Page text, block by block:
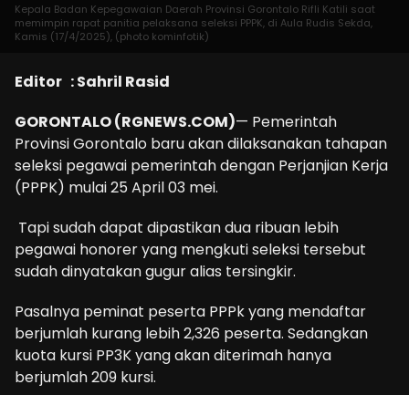
Kepala Badan Kepegawaian Daerah Provinsi Gorontalo Rifli Katili saat
memimpin rapat panitia pelaksana seleksi PPPK, di Aula Rudis Sekda,
Kamis (17/4/2025), (photo kominfotik)
Editor : Sahril Rasid
GORONTALO (RGNEWS.COM)— Pemerintah
Provinsi Gorontalo baru akan dilaksanakan tahapan
seleksi pegawai pemerintah dengan Perjanjian Kerja
(PPPK) mulai 25 April 03 mei.
Tapi sudah dapat dipastikan dua ribuan lebih
pegawai honorer yang mengkuti seleksi tersebut
sudah dinyatakan gugur alias tersingkir.
Pasalnya peminat peserta PPPk yang mendaftar
berjumlah kurang lebih 2,326 peserta. Sedangkan
kuota kursi PP3K yang akan diterimah hanya
berjumlah 209 kursi.